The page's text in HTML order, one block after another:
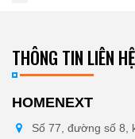
THÔNG TIN LIÊN HỆ
HOMENEXT
Số 77, đường số 8,